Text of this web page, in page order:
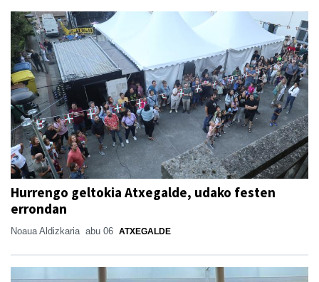
Hurrengo geltokia Atxegalde, udako festen
errondan
Noaua Aldizkaria abu 06 ATXEGALDE